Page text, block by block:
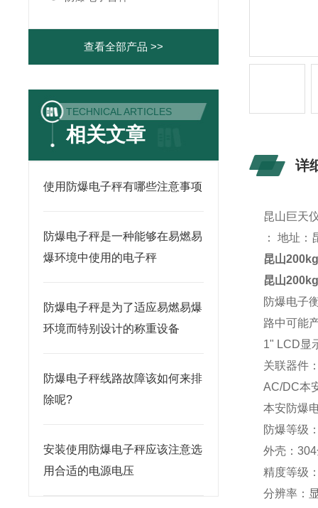
查看全部产品 >>
TECHNICAL ARTICLES
相关文章
使用防爆电子秤有哪些注意事项
防爆电子秤是一种能够在易燃易
爆环境中使用的电子秤
防爆电子秤是为了适应易燃易爆
环境而特别设计的称重设备
防爆电子秤线路故障该如何来排
除呢?
安装使用防爆电子秤应该注意选
用合适的电源电压
详
昆山巨天
： 地址
昆山2
昆山2
防爆电子
路中可能
1" LCD显
关联器件
AC/DC本
本安防爆
防爆等级
外壳：304
精度等级
分辨率：